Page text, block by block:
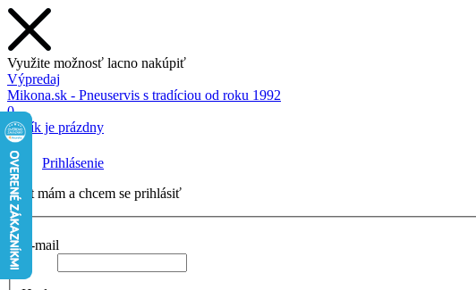
Využite možnosť lacno nakúpiť
Výpredaj
Mikona.sk - Pneuservis s tradíciou od roku 1992
0
Košík je prázdny
Prihlásenie
Účet mám a chcem se prihlásiť
E-mail